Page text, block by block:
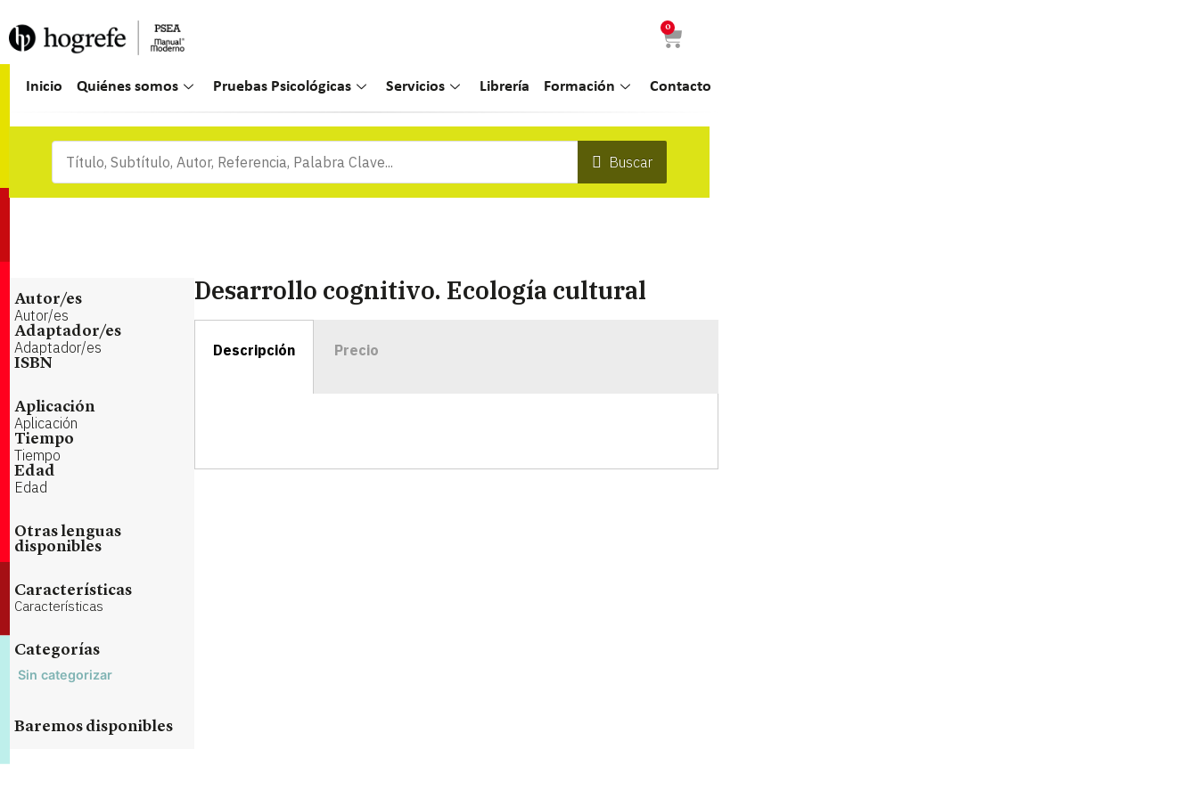
0
Inicio Quiénes somos Pruebas Psicológicas Servicios Librería Formación Contacto
Buscar
Autor/es
Autor/es
Adaptador/es
Adaptador/es
ISBN
Aplicación
Aplicación
Tiempo
Tiempo
Edad
Edad
Otras lenguas
disponibles
Características
Características
Categorías
Sin categorizar
Baremos disponibles
Desarrollo cognitivo. Ecología cultural
Descripción Precio